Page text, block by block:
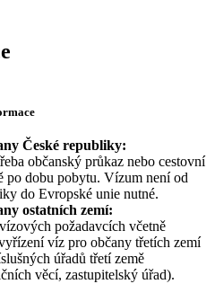
České republiky:
občanský průkaz nebo cestovní
po dobu pobytu. Vízum není od
do Evropské unie nutné.
ostatních zemí:
požadavcích včetně
víz pro občany třetích zemí
úřadů třetí země
věcí, zastupitelský úřad).